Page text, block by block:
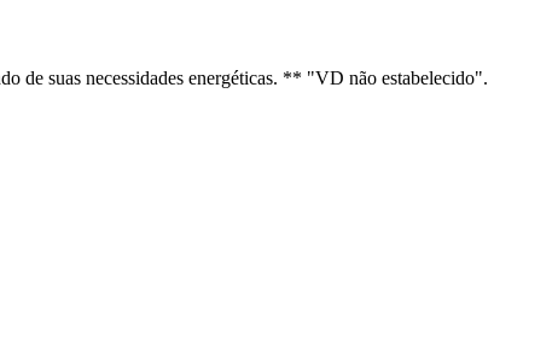
de suas necessidades energéticas. ** "VD não estabelecido".